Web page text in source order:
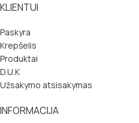
KLIENTUI
Paskyra
Krepšelis
Produktai
D.U.K
Užsakymo atsisakymas
INFORMACIJA